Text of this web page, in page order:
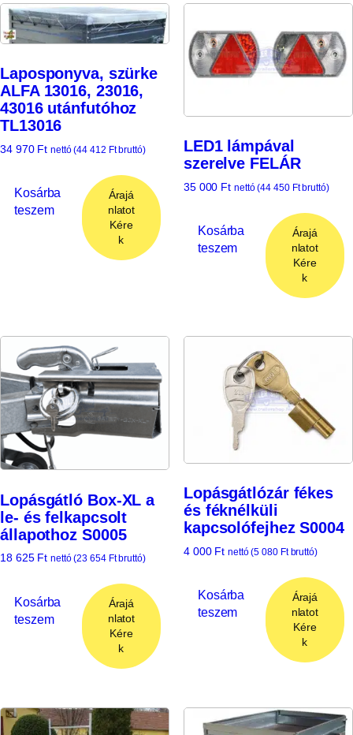
Laposponyva, szürke
ALFA 13016, 23016,
43016 utánfutóhoz
TL13016
34 970 Ft nettó (44 412 Ftbruttó)
Kosárba
teszem
Árajá
nlatot
Kére
k
LED1 lámpával
szerelve FELÁR
35 000 Ft nettó (44 450 Ftbruttó)
Kosárba
teszem
Árajá
nlatot
Kére
k
Lopásgátló Box-XL a
le- és felkapcsolt
állapothoz S0005
18 625 Ft nettó (23 654 Ftbruttó)
Kosárba
teszem
Árajá
nlatot
Kére
k
Lopásgátlózár fékes
és féknélküli
kapcsolófejhez S0004
4 000 Ft nettó (5 080 Ftbruttó)
Kosárba
teszem
Árajá
nlatot
Kére
k